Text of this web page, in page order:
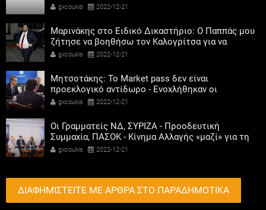
gxcoukis 2022-12-21
Μαρινάκης στο Ειδικό Δικαστήριο: Ο Παππάς μου
ζήτησε να βοηθήσω τον Καλογρίτσα για να
αποκτήσει σταθμό ο ΣΥΡΙΖΑ
gxcoukis 2022-12-21
Μητσοτάκης: Το Market pass δεν είναι
προεκλογικό αντίδωρο - Ενοχλήθηκαν οι
αριστεροί του χαβιαριού
gxcoukis 2022-12-21
Οι Γραμματείς ΝΔ, ΣΥΡΙΖΑ - Προοδευτική
Συμμαχία, ΠΑΣΟΚ - Κίνημα Αλλαγής «μαζί» για τη
συμμετοχή των γυναικών στην πολιτική
gxcoukis 2022-12-21
ΔΙΑΦΗΜΙΣΤΕΙΤΕ ΜΕ ΑΡΘΡΑ ΣΤΟ ΠΑΡΑΔΗΜΟΤΙΚΑ